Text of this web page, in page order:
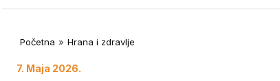
Početna » Hrana i zdravlje
7. Maja 2026.